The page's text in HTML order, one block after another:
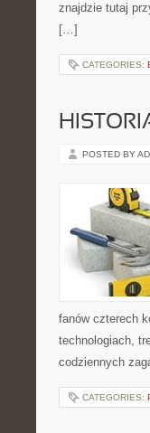
znajdzie tutaj
[…]
CATEGORIES:
POSTED BY
fanów czterech
technologiach,
codziennych
CATEGORIES: